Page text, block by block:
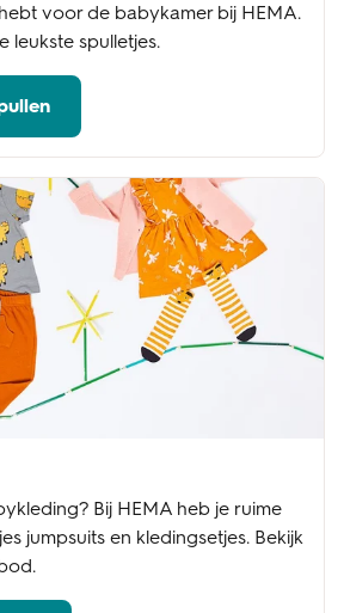
voor de babykamer bij HEMA.
leukste spulletjes.
Bij HEMA heb je ruime
jumpsuits en kledingsetjes. Bekijk